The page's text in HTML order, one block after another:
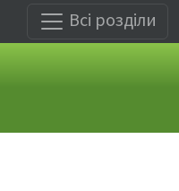
Всі розділи